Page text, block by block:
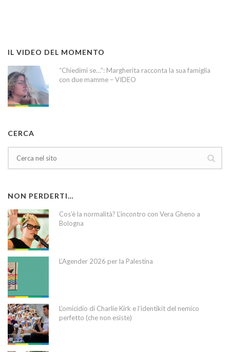
IL VIDEO DEL MOMENTO
“Chiedimi se…”: Margherita racconta la sua famiglia
con due mamme – VIDEO
CERCA
NON PERDERTI…
Cos’è la normalità? L’incontro con Vera Gheno a
Bologna
L’Agender 2026 per la Palestina
L’omicidio di Charlie Kirk e l’identikit del nemico
perfetto (che non esiste)